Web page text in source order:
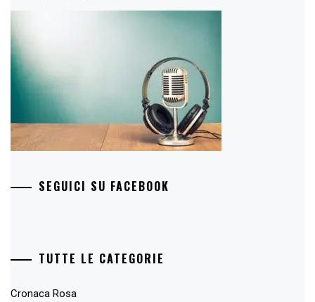
SEGUICI SU FACEBOOK
TUTTE LE CATEGORIE
Cronaca Rosa